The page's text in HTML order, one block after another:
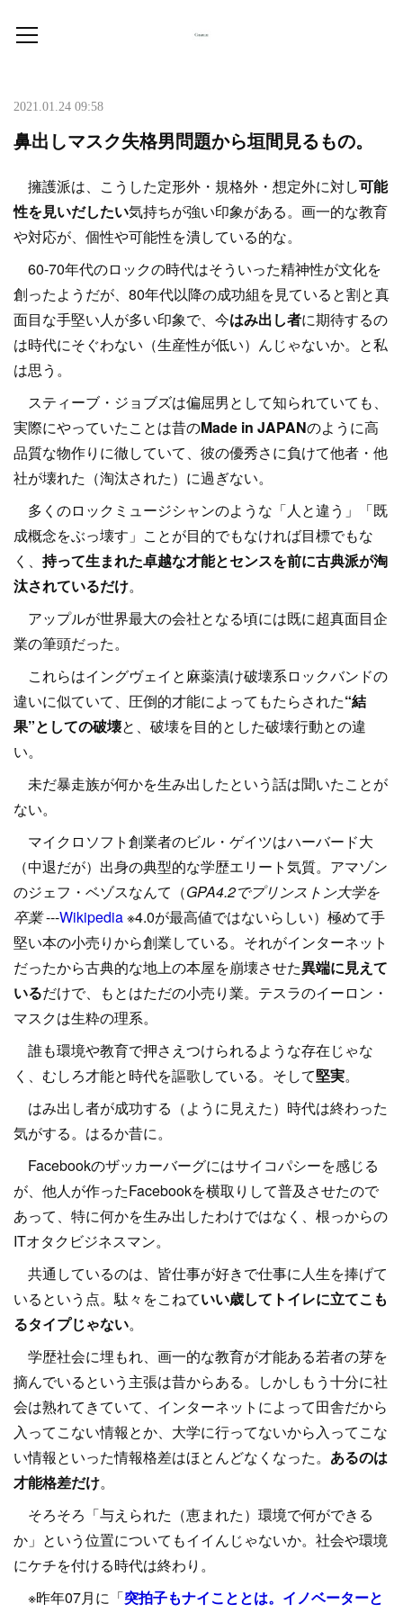
2021.01.24 09:58
鼻出しマスク失格男問題から垣間見るもの。
擁護派は、こうした定形外・規格外・想定外に対し可能
性を見いだしたい気持ちが強い印象がある。画一的な教育
や対応が、個性や可能性を潰している的な。
60-70年代のロックの時代はそういった精神性が文化を
創ったようだが、80年代以降の成功組を見ていると割と真
面目な手堅い人が多い印象で、今はみ出し者に期待するの
は時代にそぐわない（生産性が低い）んじゃないか。と私
は思う。
スティーブ・ジョブズは偏屈男として知られていても、
実際にやっていたことは昔のMade in JAPANのように高
品質な物作りに徹していて、彼の優秀さに負けて他者・他
社が壊れた（淘汰された）に過ぎない。
多くのロックミュージシャンのような「人と違う」「既
成概念をぶっ壊す」ことが目的でもなければ目標でもな
く、 持って生まれた卓越な才能とセンスを前に古典派が淘
汰されているだけ。
アップルが世界最大の会社となる頃には既に超真面目企
業の筆頭だった。
これらはイングヴェイと麻薬漬け破壊系ロックバンドの
違いに似ていて、圧倒的才能によってもたらされた“結
果”としての破壊と、破壊を目的とした破壊行動との違
い。
未だ暴走族が何かを生み出したという話は聞いたことが
ない。
マイクロソフト創業者のビル・ゲイツはハーバード大
（中退だが）出身の典型的な学歴エリート気質。アマゾン
のジェフ・ベゾスなんて（GPA4.2でプリンストン大学を
卒業---Wikipedia※4.0が最高値ではないらしい）極めて手
堅い本の小売りから創業している。それがインターネット
だったから古典的な地上の本屋を崩壊させた異端に見えて
いるだけで、もとはただの小売り業。テスラのイーロン・
マスクは生粋の理系。
誰も環境や教育で押さえつけられるような存在じゃな
く、むしろ才能と時代を謳歌している。そして堅実。
はみ出し者が成功する（ように見えた）時代は終わった
気がする。はるか昔に。
Facebookのザッカーバーグにはサイコパシーを感じる
が、他人が作ったFacebookを横取りして普及させたので
あって、特に何かを生み出したわけではなく、根っからの
ITオタクビジネスマン。
共通しているのは、皆仕事が好きで仕事に人生を捧げて
いるという点。駄々をこねていい歳してトイレに立てこも
るタイプじゃない。
学歴社会に埋もれ、画一的な教育が才能ある若者の芽を
摘んでいるという主張は昔からある。しかしもう十分に社
会は熟れてきていて、インターネットによって田舎だから
入ってこない情報とか、大学に行ってないから入ってこな
い情報といった情報格差はほとんどなくなった。 あるのは
才能格差だけ。
そろそろ「与えられた（恵まれた）環境で何ができる
か」という位置についてもイイんじゃないか。社会や環境
にケチを付ける時代は終わり。
※昨年07月に「突拍子もナイこととは。イノベーターと